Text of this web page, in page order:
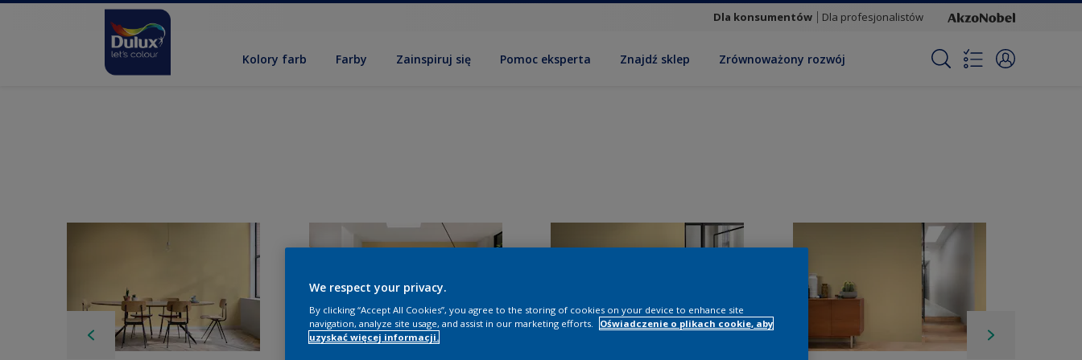
Dla konsumentów Dla profesjonalistów
Kolory farb Farby Zainspiruj się Pomoc eksperta Znajdź sklep Zrównoważony rozwój
We respect your privacy.
By clicking “Accept All Cookies”, you agree to the storing of cookies on your device to enhance site
navigation, analyze site usage, and assist in our marketing efforts.
Oświadczenie o plikach cookie, aby
uzyskać więcej informacji.